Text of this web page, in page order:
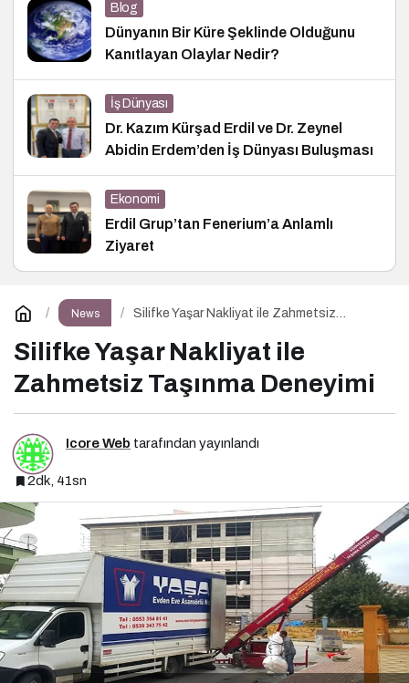
Blog
Dünyanın Bir Küre Şeklinde Olduğunu
Kanıtlayan Olaylar Nedir?
İş Dünyası
Dr. Kazım Kürşad Erdil ve Dr. Zeynel
Abidin Erdem’den İş Dünyası Buluşması
Ekonomi
Erdil Grup’tan Fenerium’a Anlamlı
Ziyaret
News
Silifke Yaşar Nakliyat ile Zahmetsiz
Silifke Yaşar Nakliyat ile
Zahmetsiz Taşınma Deneyimi
Icore Web tarafından yayınlandı
2dk, 41sn